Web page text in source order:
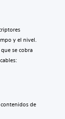
y el nivel.
se cobra
de